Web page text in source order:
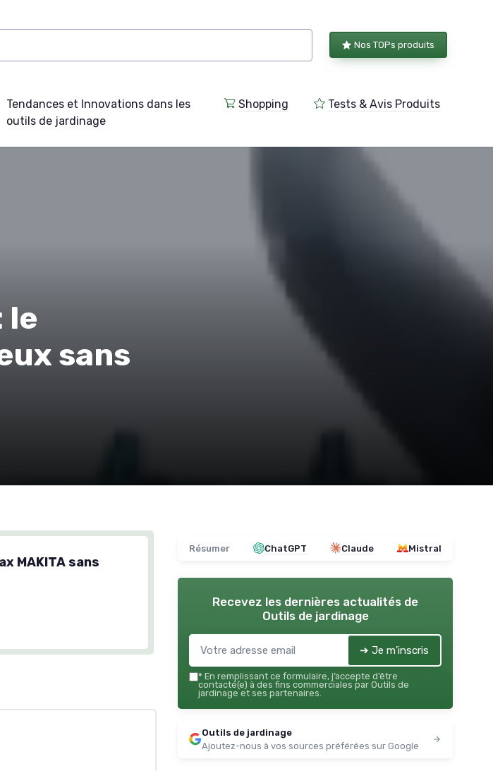
Nos TOPs produits
Tendances et Innovations dans les
outils de jardinage
Shopping Tests & Avis Produits
le
sans
MAKITA sans
Résumer ChatGPT Claude Mistral
Recevez les dernières actualités de
Outils de jardinage
➔ Je m'inscris
* En remplissant ce formulaire, j’accepte d’être
contacté(e) à des fins commerciales par Outils de
jardinage et ses partenaires.
Outils de jardinage
Ajoutez-nous à vos sources préférées sur Google